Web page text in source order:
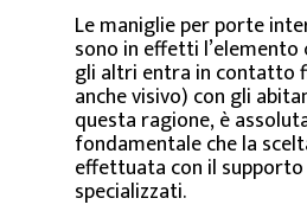
Le maniglie per porte
sono in effetti
gli altri entra in contatto
anche visivo) con gli
questa ragione, è
fondamentale che la
effettuata con il
specializzati.